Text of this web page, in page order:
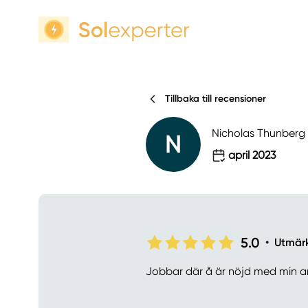
Tillbaka till recensioner
N
Nicholas Thunberg
april 2023
5.0 •
Jobbar där å är nöjd med min